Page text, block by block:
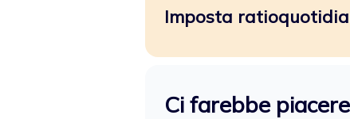
Imposta
Ci farebbe